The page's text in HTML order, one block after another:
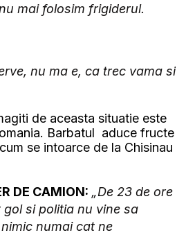
mai folosim frigiderul.
nu ma e, ca trec vama si
de aceasta situatie este
Barbatul aduce fructe
se intoarce de la Chisinau
DE CAMION: „De 23 de ore
si politia nu vine sa
numai cat ne